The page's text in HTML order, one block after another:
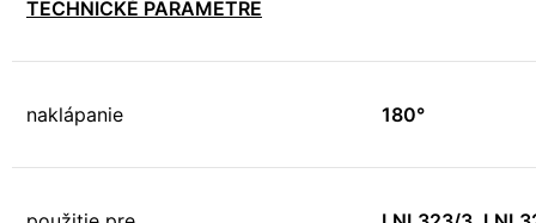
TECHNICKÉ PARAMETRE
naklápanie 180°